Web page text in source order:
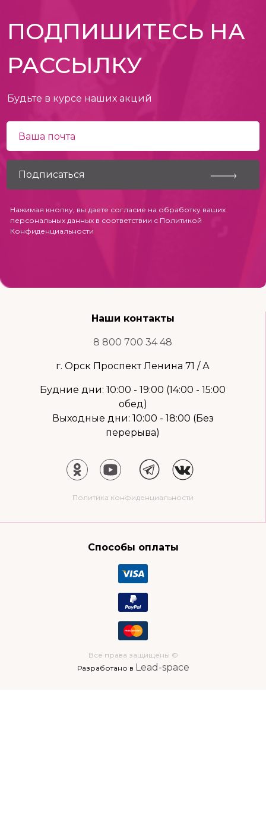
ПОДПИШИТЕСЬ НА
РАССЫЛКУ
Будьте в курсе наших акций
Нажимая кнопку, вы даете согласие на обработку ваших
персональных данных в соответствии с Политикой
Конфиденциальности
Наши контакты
8 800 700 34 48
г. Орск Проспект Ленина 71 / А
Будние дни: 10:00 - 19:00 (14:00 - 15:00
обед)
Выходные дни: 10:00 - 18:00 (Без
перерыва)
Политика конфиденциальности
Способы оплаты
Все права защищены ©
Разработано в Lead-space